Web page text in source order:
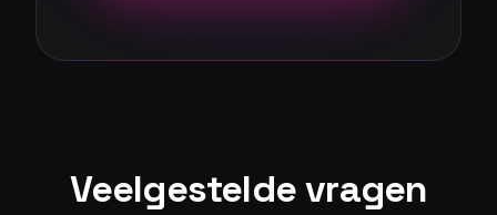
Veelgestelde vragen